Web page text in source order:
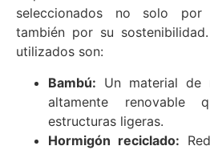
seleccionados no solo por
también por su
utilizados son:
Bambú: Un material de
altamente
estructuras ligeras.
Hormigón reciclado: